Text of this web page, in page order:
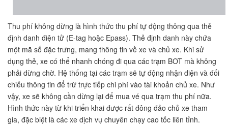
Thu phí không dừng là hình thức thu phí tự động thông qua thẻ
định danh điện tử (E-tag hoặc Epass). Thẻ định danh này chứa
một mã số đặc trưng, mang thông tin về xe và chủ xe. Khi sử
dụng thẻ, xe có thể nhanh chóng đi qua các trạm BOT mà không
phải dừng chờ. Hệ thống tại các trạm sẽ tự động nhận diện và đối
chiếu thông tin để trừ trực tiếp chi phí vào tài khoản chủ xe. Như
vậy, xe sẽ không cần dừng lại để mua vé qua trạm thu phí nữa.
Hình thức này từ khi triển khai được rất đông đảo chủ xe tham
gia, đặc biệt là các xe dịch vụ chuyên chạy cao tốc liên tỉnh.